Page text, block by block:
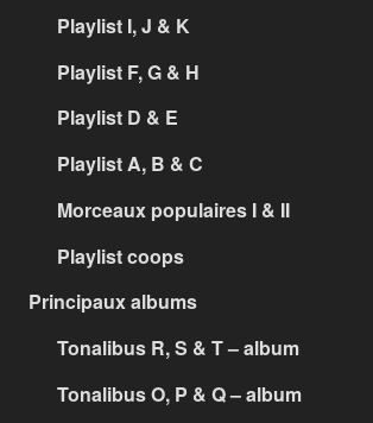
Playlist I, J & K
Playlist F, G & H
Playlist D & E
Playlist A, B & C
Morceaux populaires I & II
Playlist coops
Principaux albums
Tonalibus R, S & T – album
Tonalibus O, P & Q – album